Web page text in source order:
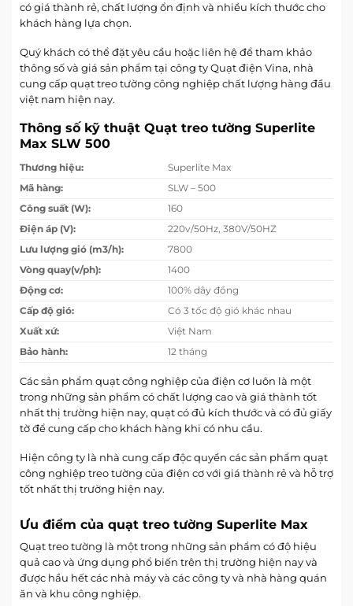
có giá thành rẻ, chất lượng ổn định và nhiều kích thước cho
khách hàng lựa chọn.
Quý khách có thể đặt yêu cầu hoặc liên hệ để tham khảo
thông số và giá sản phẩm tại công ty Quạt điện Vina, nhà
cung cấp quạt treo tường công nghiệp chất lượng hàng đầu
việt nam hiện nay.
Thông số kỹ thuật Quạt treo tường Superlite
Max SLW 500
Thương hiệu:
Superlite Max
Mã hàng:
SLW – 500
Công suất (W):
160
Điện áp (V):
220v/50Hz, 380V/50HZ
Lưu lượng gió (m3/h):
7800
Vòng quay(v/ph):
1400
Động cơ:
100% dây đồng
Cấp độ gió:
Có 3 tốc độ gió khác nhau
Xuất xứ:
Việt Nam
Bảo hành:
12 tháng
Các sản phẩm quạt công nghiệp của điện cơ luôn là một
trong những sản phẩm có chất lượng cao và giá thành tốt
nhất thị trường hiện nay, quạt có đủ kích thước và có đủ giấy
tờ để cung cấp cho khách hàng khi có nhu cầu.
Hiện công ty là nhà cung cấp độc quyền các sản phẩm quạt
công nghiệp treo tường của điện cơ với giá thành rẻ và hỗ trợ
tốt nhất thị trường hiện nay.
Ưu điểm của quạt treo tường Superlite Max
Quạt treo tường là một trong những sản phẩm có độ hiệu
quả cao và ứng dụng phổ biến trên thị trường hiện nay và
được hầu hết các nhà máy và các công ty và nhà hàng quán
ăn và khu công nghiệp.